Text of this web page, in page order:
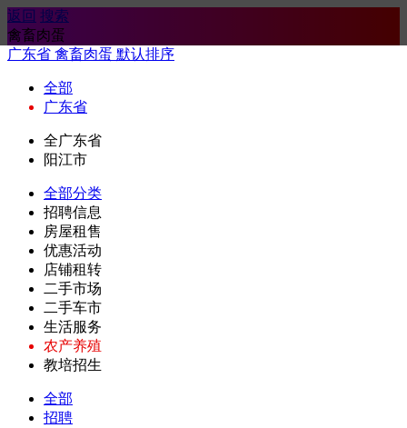
返回 搜索
禽畜肉蛋
广东省 禽畜肉蛋 默认排序
全部
广东省
全广东省
阳江市
全部分类
招聘信息
房屋租售
优惠活动
店铺租转
二手市场
二手车市
生活服务
农产养殖
教培招生
全部
招聘